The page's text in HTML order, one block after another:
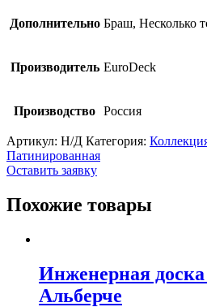
Дополнительно Браш, Несколько
Производитель EuroDeck
Производство Россия
Артикул: Н/Д Категория:
Патинированная
Оставить заявку
Похожие товары
Инженерная
Альберче